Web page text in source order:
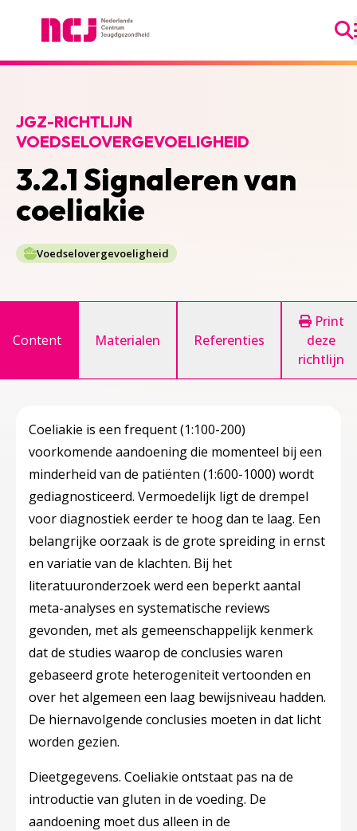
3.2.1 Signaleren van
coeliakie
JGZ-RICHTLIJN
VOEDSELOVERGEVOELIGHEID
Voedselovergevoeligheid
Content Materialen Referenties
Print
deze
richtlijn
Coeliakie is een frequent (1:100-200)
voorkomende aandoening die momenteel bij een
minderheid van de patiënten (1:600-1000) wordt
gediagnosticeerd. Vermoedelijk ligt de drempel
voor diagnostiek eerder te hoog dan te laag. Een
belangrijke oorzaak is de grote spreiding in ernst
en variatie van de klachten. Bij het
literatuuronderzoek werd een beperkt aantal
meta-analyses en systematische reviews
gevonden, met als gemeenschappelijk kenmerk
dat de studies waarop de conclusies waren
gebaseerd grote heterogeniteit vertoonden en
over het algemeen een laag bewijsniveau hadden.
De hiernavolgende conclusies moeten in dat licht
worden gezien.
Dieetgegevens. Coeliakie ontstaat pas na de
introductie van gluten in de voeding. De
aandoening moet dus alleen in de